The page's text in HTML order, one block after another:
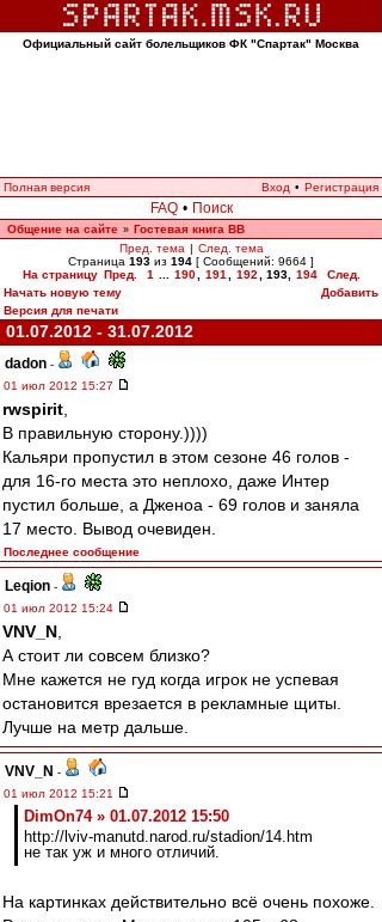
Официальный сайт болельщиков ФК "Спартак" Москва
Полная версия Вход • Регистрация
FAQ • Поиск
Общение на сайте » Гостевая книга ВВ
Пред. тема | След. тема
Страница 193 из 194 [ Сообщений: 9664 ]
На страницу Пред. 1 190 191 192 193, 194
След.
Начать новую тему
Добавить
Версия для печати
01.07.2012 - 31.07.2012
dadon -
01 июл 2012 15:27
rwspirit
В правильную сторону.))))
Кальяри пропустил в этом сезоне 46 голов -
для 16-го места это неплохо, даже Интер
пустил больше, а Дженоа - 69 голов и заняла
17 место. Вывод очевиден.
Последнее сообщение
Leqion -
01 июл 2012 15:24
VNV_N
А стоит ли совсем близко?
Мне кажется не гуд когда игрок не успевая
остановится врезается в рекламные щиты.
Лучше на метр дальше.
VNV_N -
01 июл 2012 15:21
DimOn74 » 01.07.2012 15:50
http://lviv-manutd.narod.ru/stadion/14.htm
не так уж и много отличий.
На картинках действительно всё очень похоже.